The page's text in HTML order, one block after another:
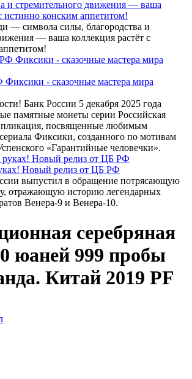
и стремительного движения — ваша
истинно конским аппетитом!
— символа силы, благородства и
— ваша коллекция растёт с
- сказочные мастера мира
Банк России 5 декабря 2025 года
памятные монеты серии Российская
посвященные любимым
Фиксики, созданного по мотивам
«Гарантийные человечки».
Новый релиз от ЦБ РФ
выпустил в обращение потрясающую
отражающую историю легендарных
Венера-9 и Венера-10.
серебряная
юаней 999 пробы
Китай 2019 PF